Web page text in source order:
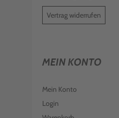
Vertrag widerrufen
MEIN KONTO
Mein Konto
Login